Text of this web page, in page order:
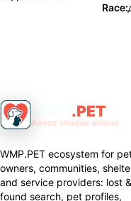
Race:
.PET
Aimez chaque animal
WMP.PET ecosystem for
owners, communities,
and service providers: lost &
found search, pet profiles,